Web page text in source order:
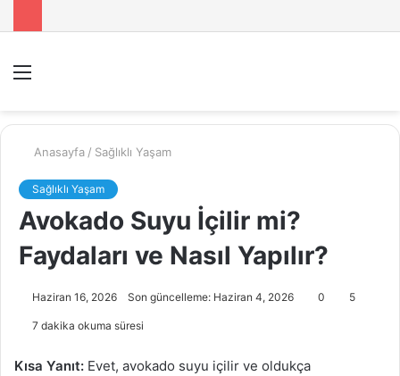
...
Anasayfa / Sağlıklı Yaşam
Sağlıklı Yaşam
Avokado Suyu İçilir mi?
Faydaları ve Nasıl Yapılır?
Haziran 16, 2026 Son güncelleme: Haziran 4, 2026 0 5
7 dakika okuma süresi
Kısa Yanıt: Evet, avokado suyu içilir ve oldukça